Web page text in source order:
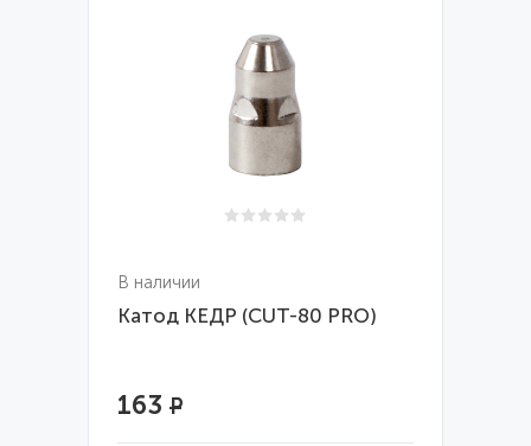
В наличии
Катод КЕДР (CUT-80 PRO)
163 Р